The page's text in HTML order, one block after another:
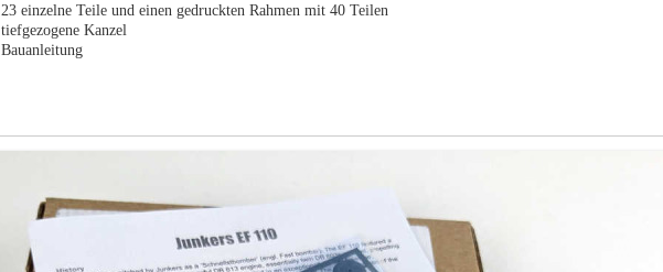
23 einzelne Teile und einen gedruckten Rahmen mit 40 Teilen
tiefgezogene Kanzel
Bauanleitung